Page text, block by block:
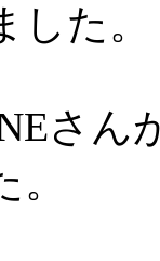
た。
さん